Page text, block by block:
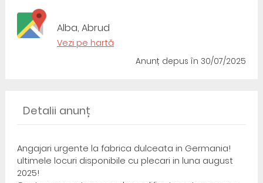
Alba, Abrud
Vezi pe hartă
Anunț depusîn 30/07/2025
Detalii anunț
Angajari urgente la fabrica dulceata in Germania!
ultimele locuri disponibile cu plecari in luna august
2025!